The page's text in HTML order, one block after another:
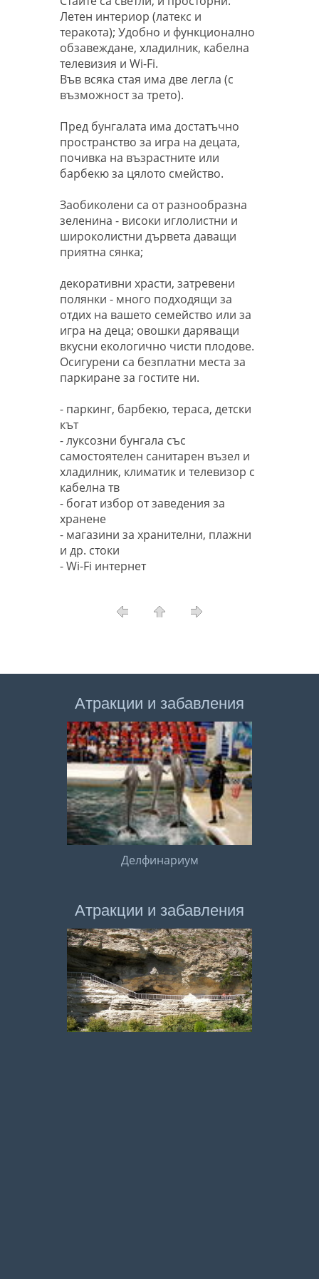
Летен интериор (латекс и
теракота); Удобно и функционално
обзавеждане, хладилник, кабелна
телевизия и Wi-Fi.
Във всяка стая има две легла (с
възможност за трето).
Пред бунгалата има достатъчно
пространство за игра на децата,
почивка на възрастните или
барбекю за цялото смейство.
Заобиколени са от разнообразна
зеленина - високи иглолистни и
широколистни дървета даващи
приятна сянка;
декоративни храсти, затревени
полянки - много подходящи за
отдих на вашето семейство или за
игра на деца; овошки даряващи
вкусни екологично чисти плодове.
Осигурени са безплатни места за
паркиране за гостите ни.
- паркинг, барбекю, тераса, детски
кът
- луксозни бунгала със
самостоятелен санитарен възел и
хладилник, климатик и телевизор с
кабелна тв
- богат избор от заведения за
хранене
- магазини за хранителни, плажни
и др. стоки
- Wi-Fi интернет
Атракции и забавления
Делфинариум
Атракции и забавления